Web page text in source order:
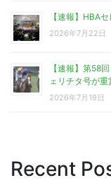
【速報】HBA
2026年7月22日
【速報】第58
ェリチタ号が重
2026年7月19日
Recent